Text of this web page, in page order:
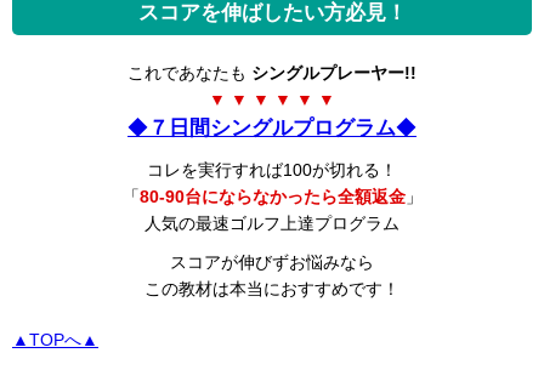
スコアを伸ばしたい方必見！
これであなたも シングルプレーヤー!!
▼ ▼ ▼ ▼ ▼ ▼
◆ ７日間シングルプログラム◆
コレを実行すれば100が切れる！
「80-90台にならなかったら全額返金」
人気の最速ゴルフ上達プログラム
スコアが伸びずお悩みなら
この教材は本当におすすめです！
▲TOPへ▲